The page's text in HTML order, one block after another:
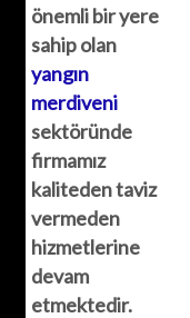
önemli bir yere
sahip olan
yangın
merdiveni
sektöründe
firmamız
kaliteden taviz
vermeden
hizmetlerine
devam
etmektedir.